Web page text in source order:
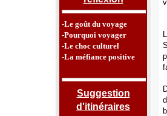
-Le goût du voyage
-Pourquoi voyager
-Le choc culturel
-La méfiance positive
Suggestion
d'itinéraires